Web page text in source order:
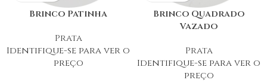
Brinco Patinha
Prata
Identifique-se para ver o
preço
Brinco Quadrado
Vazado
Prata
Identifique-se para ver o
preço